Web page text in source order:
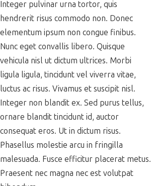
Integer pulvinar urna tortor, quis
hendrerit risus commodo non. Donec
elementum ipsum non congue finibus.
Nunc eget convallis libero. Quisque
vehicula nisl ut dictum ultrices. Morbi
ligula ligula, tincidunt vel viverra vitae,
luctus ac risus. Vivamus et suscipit nisl.
Integer non blandit ex. Sed purus tellus,
ornare blandit tincidunt id, auctor
consequat eros. Ut in dictum risus.
Phasellus molestie arcu in fringilla
malesuada. Fusce efficitur placerat metus.
Praesent nec magna nec est volutpat